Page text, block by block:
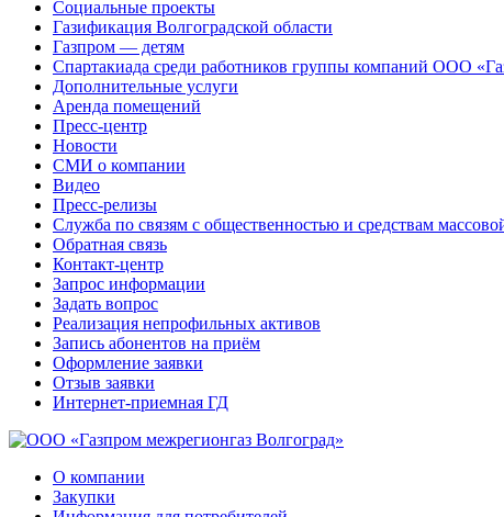
Социальные проекты
Газификация Волгоградской области
Газпром — детям
Спартакиада среди работников группы компаний ООО
Дополнительные услуги
Аренда помещений
Пресс-центр
Новости
СМИ о компании
Видео
Пресс-релизы
Служба по связям с общественностью и средствам
Обратная связь
Контакт-центр
Запрос информации
Задать вопрос
Реализация непрофильных активов
Запись абонентов на приём
Оформление заявки
Отзыв заявки
Интернет-приемная ГД
О компании
Закупки